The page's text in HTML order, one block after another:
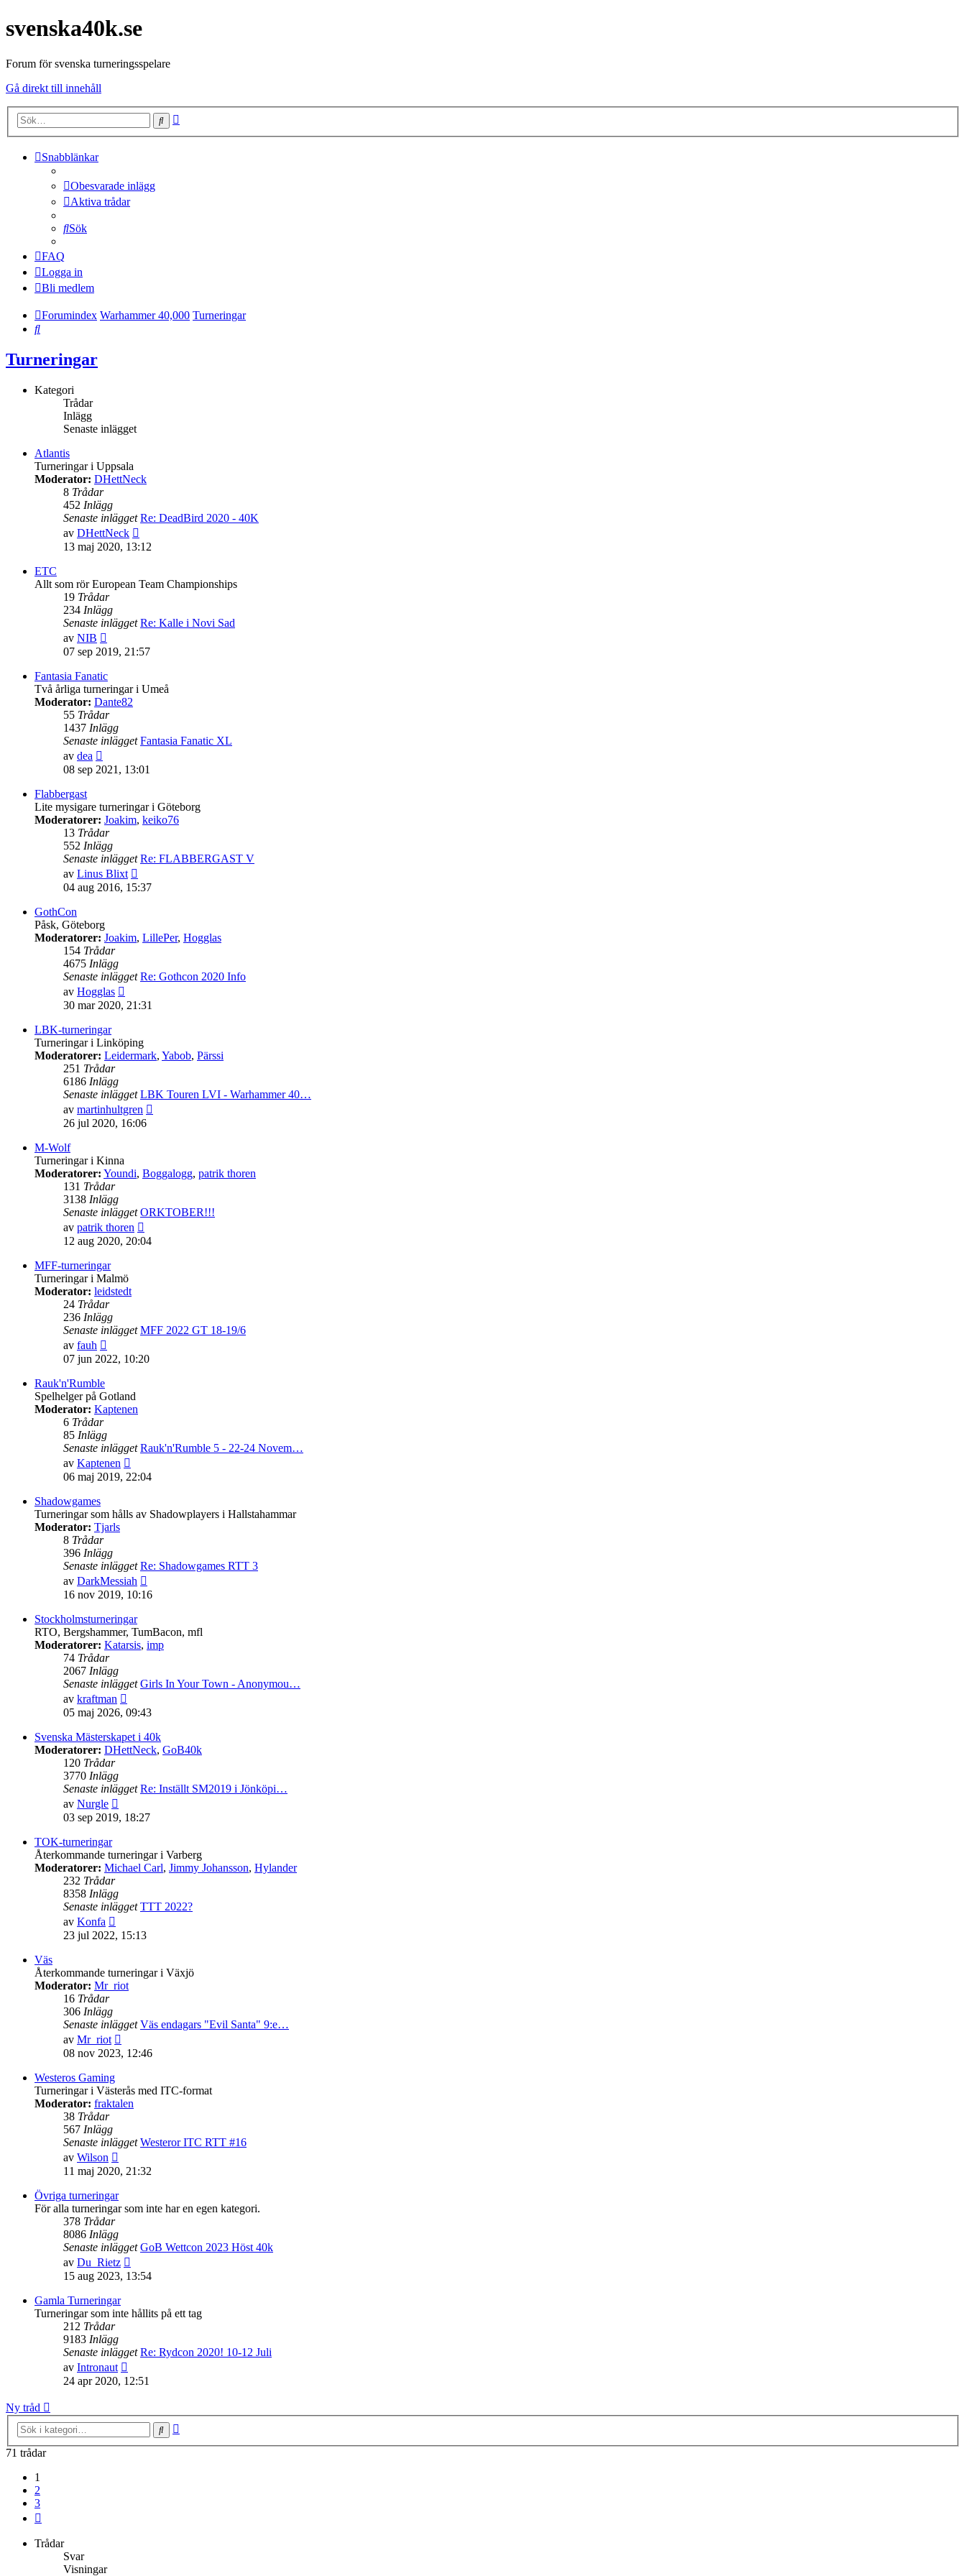
svenska40k.se
Forum för svenska turneringsspelare
Gå direkt till innehåll
Sök
Snabblänkar
Obesvarade inlägg
Aktiva trådar
Sök
FAQ
Logga in
Bli medlem
Forumindex Warhammer 40,000 Turneringar
Sök
Turneringar
Kategori
Trådar
Inlägg
Senaste inlägget
Atlantis
Turneringar i Uppsala
Moderator: DHettNeck
8 Trådar
452 Inlägg
Senaste inlägget Re: DeadBird 2020 - 40K
av DHettNeck
till
inlägget
13 maj 2020, 13:12
ETC
Allt som rör European Team Championships
19 Trådar
234 Inlägg
Senaste inlägget Re: Kalle i Novi Sad
av NIB
till
det
senaste
inlägget
07 sep 2019, 21:57
Fantasia Fanatic
Två årliga turneringar i Umeå
Moderator: Dante82
55 Trådar
1437 Inlägg
Senaste inlägget Fantasia Fanatic XL
av dea
till
inlägget
08 sep 2021, 13:01
Flabbergast
Lite mysigare turneringar i Göteborg
Moderatorer: Joakim, keiko76
13 Trådar
552 Inlägg
Senaste inlägget Re: FLABBERGAST V
av Linus Blixt
till
04 aug 2016, 15:37
GothCon
Påsk, Göteborg
Moderatorer: Joakim, LillePer, Hogglas
154 Trådar
4675 Inlägg
Senaste inlägget Re: Gothcon 2020 Info
av Hogglas
till
inlägget
30 mar 2020, 21:31
LBK-turneringar
Turneringar i Linköping
Moderatorer: Leidermark, Yabob, Pärssi
251 Trådar
6186 Inlägg
Senaste inlägget LBK Touren LVI - Warhammer 40…
av martinhultgren
26 jul 2020, 16:06
M-Wolf
Turneringar i Kinna
Moderatorer: Youndi, Boggalogg, patrik thoren
131 Trådar
3138 Inlägg
Senaste inlägget ORKTOBER!!!
av patrik thoren
till
12 aug 2020, 20:04
MFF-turneringar
Turneringar i Malmö
Moderator: leidstedt
24 Trådar
236 Inlägg
Senaste inlägget MFF 2022 GT 18-19/6
av fauh
till
det
inlägget
07 jun 2022, 10:20
Rauk'n'Rumble
Spelhelger på Gotland
Moderator: Kaptenen
6 Trådar
85 Inlägg
Senaste inlägget Rauk'n'Rumble 5 - 22-24 Novem…
av Kaptenen
till
inlägget
06 maj 2019, 22:04
Shadowgames
Turneringar som hålls av Shadowplayers i Hallstahammar
Moderator: Tjarls
8 Trådar
396 Inlägg
Senaste inlägget Re: Shadowgames RTT 3
av DarkMessiah
till
inlägget
16 nov 2019, 10:16
Stockholmsturneringar
RTO, Bergshammer, TumBacon, mfl
Moderatorer: Katarsis, imp
74 Trådar
2067 Inlägg
Senaste inlägget Girls In Your Town - Anonymou…
av kraftman
till
senaste
inlägget
05 maj 2026, 09:43
Svenska Mästerskapet i 40k
Moderatorer: DHettNeck, GoB40k
120 Trådar
3770 Inlägg
Senaste inlägget Re: Inställt SM2019 i Jönköpi…
av Nurgle
till
det
inlägget
03 sep 2019, 18:27
TOK-turneringar
Återkommande turneringar i Varberg
Moderatorer: Michael Carl, Jimmy Johansson, Hylander
232 Trådar
8358 Inlägg
Senaste inlägget TTT 2022?
av Konfa
till
det
inlägget
23 jul 2022, 15:13
Väs
Återkommande turneringar i Växjö
Moderator: Mr_riot
16 Trådar
306 Inlägg
Senaste inlägget Väs endagars "Evil Santa" 9:e…
av Mr_riot
till
det
inlägget
08 nov 2023, 12:46
Westeros Gaming
Turneringar i Västerås med ITC-format
Moderator: fraktalen
38 Trådar
567 Inlägg
Senaste inlägget Westeror ITC RTT #16
av Wilson
till
det
senaste
inlägget
11 maj 2020, 21:32
Övriga turneringar
För alla turneringar som inte har en egen kategori.
378 Trådar
8086 Inlägg
Senaste inlägget GoB Wettcon 2023 Höst 40k
av Du_Rietz
till
inlägget
15 aug 2023, 13:54
Gamla Turneringar
Turneringar som inte hållits på ett tag
212 Trådar
9183 Inlägg
Senaste inlägget Re: Rydcon 2020! 10-12 Juli
av Intronaut
till
inlägget
24 apr 2020, 12:51
Ny tråd
Sök
71 trådar
1
2
3
Trådar
Svar
Visningar